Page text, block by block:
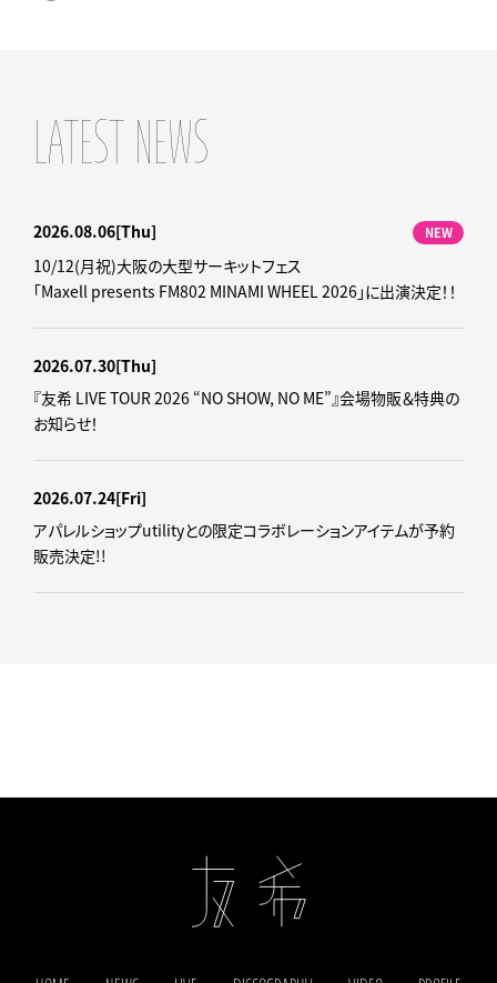
LATEST NEWS
2026.08.06[Thu] NEW
10/12(月祝)大阪の大型サーキットフェス
「Maxell presents FM802 MINAMI WHEEL 2026」に出演決定！！
2026.07.30[Thu]
『友希 LIVE TOUR 2026 “NO SHOW, NO ME”』会場物販＆特典の
お知らせ！
2026.07.24[Fri]
アパレルショップutilityとの限定コラボレーションアイテムが予約
販売決定!!